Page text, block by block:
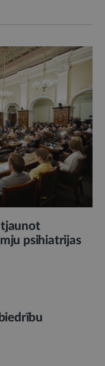
psihiatrijas